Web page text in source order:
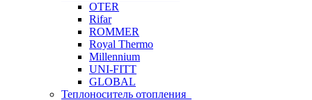
OTER
Rifar
ROMMER
Royal Thermo
Millennium
UNI-FITT
GLOBAL
Теплоноситель отопления